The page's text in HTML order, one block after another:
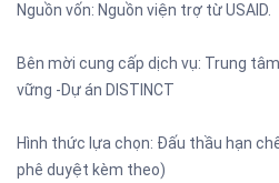
Nguồn vốn: Nguồn viện trợ từ USAID.
Bên mời cung cấp dịch vụ: Trung
vững -Dự án DISTINCT
Hình thức lựa chọn: Đấu thầu hạn
phê duyệt kèm theo)